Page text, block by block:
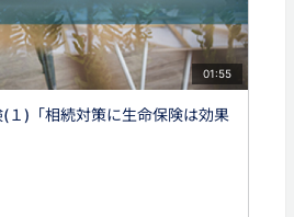
01:55
１)「相続対策に生命保険は効果